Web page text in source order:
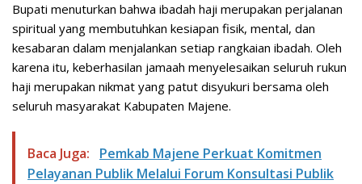
Bupati menuturkan bahwa ibadah haji merupakan perjalanan
spiritual yang membutuhkan kesiapan fisik, mental, dan
kesabaran dalam menjalankan setiap rangkaian ibadah. Oleh
karena itu, keberhasilan jamaah menyelesaikan seluruh rukun
haji merupakan nikmat yang patut disyukuri bersama oleh
seluruh masyarakat Kabupaten Majene.
Baca Juga:
Pemkab Majene Perkuat Komitmen
Pelayanan Publik Melalui Forum Konsultasi Publik